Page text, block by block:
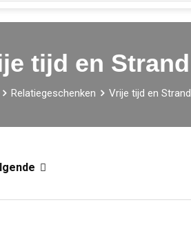
tijd en Strand
Relatiegeschenken Vrije tijd en Strand